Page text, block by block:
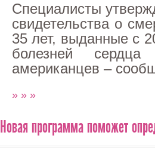
Специалисты
свидетельства о
35 лет, выданные с
болезней
американцев –
» » »
Новая программа поможет